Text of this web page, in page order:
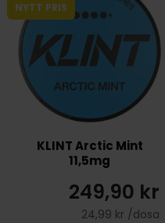
NYTT PRIS
KLINT Arctic Mint
11,5mg
249,90 kr
24,99 kr /dosa